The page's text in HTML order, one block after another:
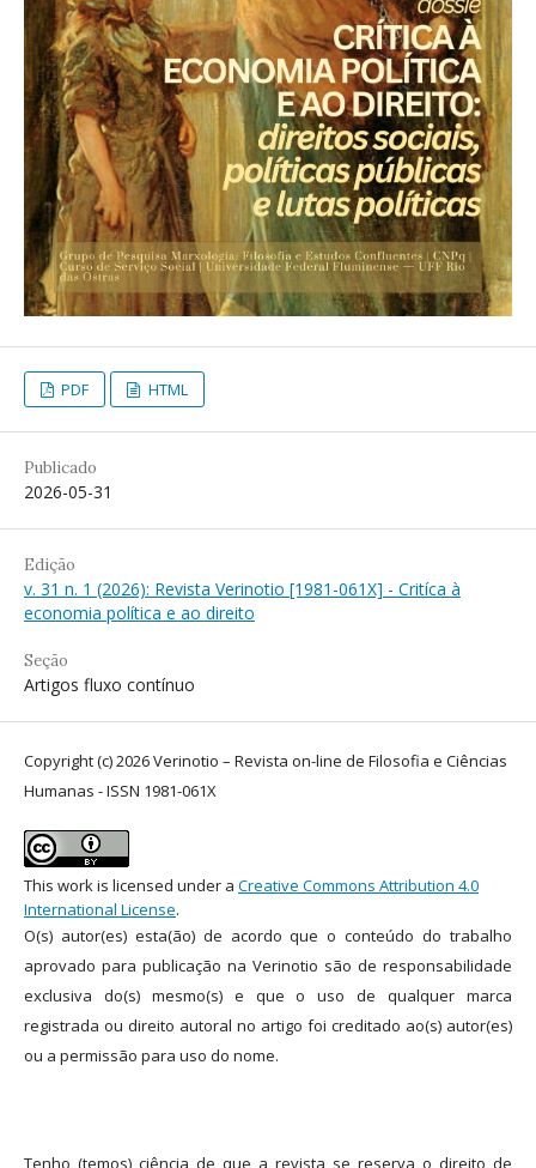
PDF HTML
Publicado
2026-05-31
Edição
v. 31 n. 1 (2026): Revista Verinotio [1981-061X] - Critíca à
economia política e ao direito
Seção
Artigos fluxo contínuo
Copyright (c) 2026 Verinotio – Revista on-line de Filosofia e Ciências
Humanas - ISSN 1981-061X
This work is licensed under a Creative Commons Attribution 4.0
International License.
O(s) autor(es) esta(ão) de acordo que o conteúdo do trabalho
aprovado para publicação na Verinotio são de responsabilidade
exclusiva do(s) mesmo(s) e que o uso de qualquer marca
registrada ou direito autoral no artigo foi creditado ao(s) autor(es)
ou a permissão para uso do nome.
Tenho (temos) ciência de que a revista se reserva o direito de